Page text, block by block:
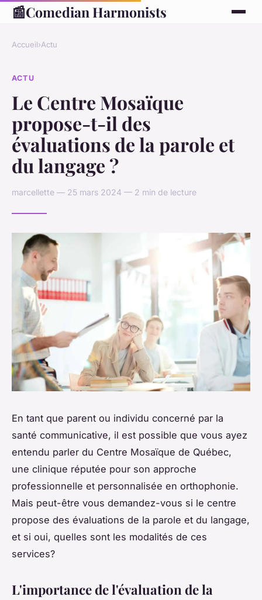
📰Comedian Harmonists
Accueil›Actu
ACTU
Le Centre Mosaïque
propose-t-il des
évaluations de la parole et
du langage ?
marcellette — 25 mars 2024 — 2 min de lecture
En tant que parent ou individu concerné par la
santé communicative, il est possible que vous ayez
entendu parler du Centre Mosaïque de Québec,
une clinique réputée pour son approche
professionnelle et personnalisée en orthophonie.
Mais peut-être vous demandez-vous si le centre
propose des évaluations de la parole et du langage,
et si oui, quelles sont les modalités de ces
services?
L'importance de l'évaluation de la